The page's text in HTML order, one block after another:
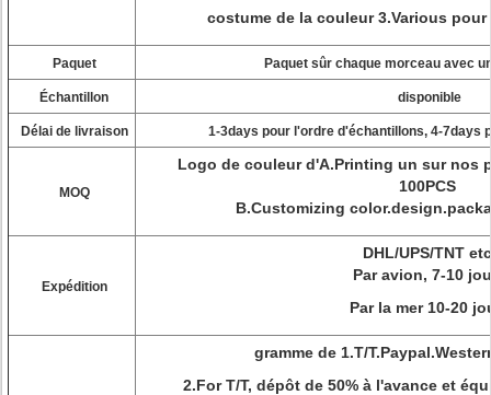
costume de la couleur 3.Various
Paquet Paquet sûr chaque morceau avec
Échantillon disponible
Délai de livraison 1-3days pour l'ordre d'échantillons, 4-7days
MOQ
Logo de couleur d'A.Printing un sur nos
100PCS
B.Customizing
Expédition
DHL/UPS/TNT
Par avion, 7-10
Par la mer 10-20
gramme de 1.T/
2.For T/T, dépôt de 50% à l'avance et